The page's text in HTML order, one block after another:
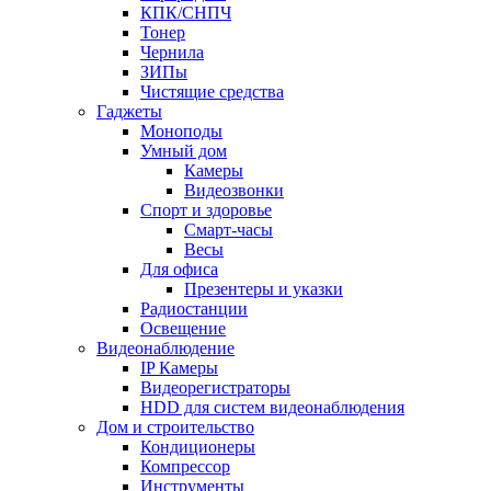
КПК/СНПЧ
Тонер
Чернила
ЗИПы
Чистящие средства
Гаджеты
Моноподы
Умный дом
Камеры
Видеозвонки
Спорт и здоровье
Смарт-часы
Весы
Для офиса
Презентеры и указки
Радиостанции
Освещение
Видеонаблюдение
IP Камеры
Видеорегистраторы
HDD для систем видеонаблюдения
Дом и строительство
Кондиционеры
Компрессор
Инструменты